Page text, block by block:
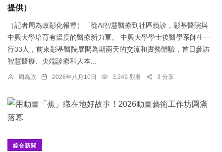
提供）
（記者周為政彰化報導）「從AI智慧醫療到社區義診，彰基醫院與
中興大學培育有溫度的醫療新力軍。 中興大學學士後醫學系師生一
行33人，前來彰基醫院展開為期兩天的交流和實務體驗，首日參訪
智慧醫療、尖端診療和人本...
周為政 2026年八月10日 3,249 觀看 3 分享
綜合新聞